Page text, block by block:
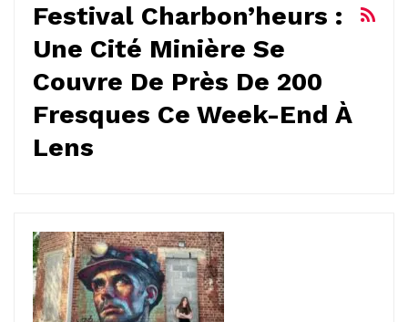
Festival Charbon’heurs :
Une Cité Minière Se
Couvre De Près De 200
Fresques Ce Week-End À
Lens